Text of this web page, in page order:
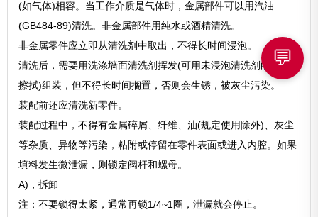
(如气体)相容。当工作介质是气体时，金属部件可以用汽油
(GB484-89)清洗。非金属部件用纯水或酒精清洗。
非金属零件应立即从清洗剂中取出，不得长时间浸泡。
清洗后，需要用洗涤墙面清洗剂挥发(可用未浸泡清洗剂的丝布
擦拭)组装，但不得长时间搁置，否则会生锈，被灰尘污染。
装配前还应清洗新零件。
装配过程中，不得有金属碎屑、纤维、油(规定使用除外)、灰尘
等杂质、异物等污染，粘附或停留在零件表面或进入内腔。如果
填料发生微泄漏，则锁定阀杆和螺母。
A)，拆卸
注：不要锁得太紧，通常再锁1/4~1圈，泄漏就会停止。
💬